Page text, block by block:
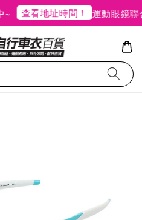
查看地址時間！ 運動眼鏡聯合